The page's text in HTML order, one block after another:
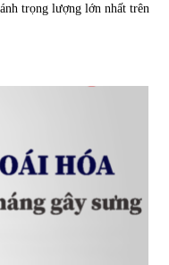
trọng lượng lớn nhất trên